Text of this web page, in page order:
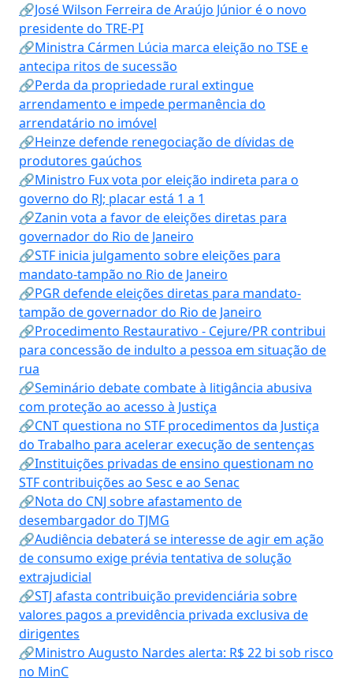
🔗José Wilson Ferreira de Araújo Júnior é o novo
presidente do TRE-PI
🔗Ministra Cármen Lúcia marca eleição no TSE e
antecipa ritos de sucessão
🔗Perda da propriedade rural extingue
arrendamento e impede permanência do
arrendatário no imóvel
🔗Heinze defende renegociação de dívidas de
produtores gaúchos
🔗Ministro Fux vota por eleição indireta para o
governo do RJ; placar está 1 a 1
🔗Zanin vota a favor de eleições diretas para
governador do Rio de Janeiro
🔗STF inicia julgamento sobre eleições para
mandato-tampão no Rio de Janeiro
🔗PGR defende eleições diretas para mandato-
tampão de governador do Rio de Janeiro
🔗Procedimento Restaurativo - Cejure/PR contribui
para concessão de indulto a pessoa em situação de
rua
🔗Seminário debate combate à litigância abusiva
com proteção ao acesso à Justiça
🔗CNT questiona no STF procedimentos da Justiça
do Trabalho para acelerar execução de sentenças
🔗Instituições privadas de ensino questionam no
STF contribuições ao Sesc e ao Senac
🔗Nota do CNJ sobre afastamento de
desembargador do TJMG
🔗Audiência debaterá se interesse de agir em ação
de consumo exige prévia tentativa de solução
extrajudicial
🔗STJ afasta contribuição previdenciária sobre
valores pagos a previdência privada exclusiva de
dirigentes
🔗Ministro Augusto Nardes alerta: R$ 22 bi sob risco
no MinC